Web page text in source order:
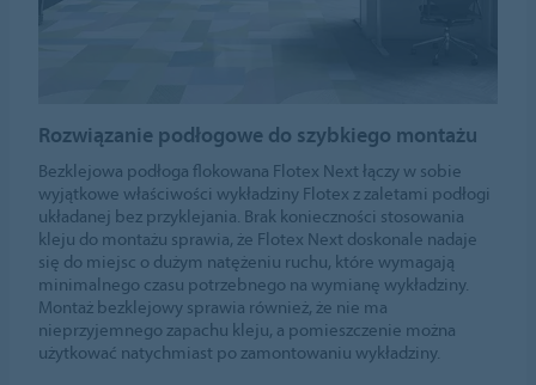
Rozwiązanie podłogowe do szybkiego montażu
Bezklejowa podłoga flokowana Flotex Next łączy w sobie
wyjątkowe właściwości wykładziny Flotex z zaletami podłogi
układanej bez przyklejania. Brak konieczności stosowania
kleju do montażu sprawia, że Flotex Next doskonale nadaje
się do miejsc o dużym natężeniu ruchu, które wymagają
minimalnego czasu potrzebnego na wymianę wykładziny.
Montaż bezklejowy sprawia również, że nie ma
nieprzyjemnego zapachu kleju, a pomieszczenie można
użytkować natychmiast po zamontowaniu wykładziny.